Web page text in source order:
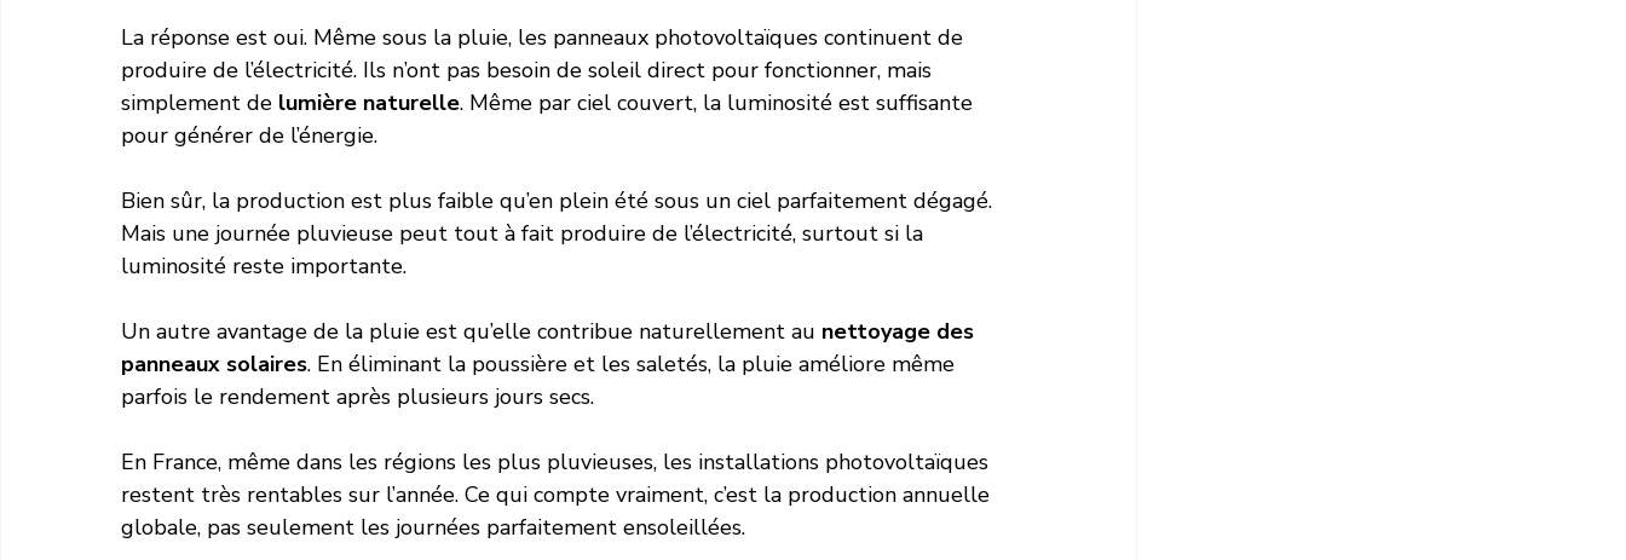
La réponse est oui. Même sous la pluie, les panneaux photovoltaïques continuent de
produire de l’électricité. Ils n’ont pas besoin de soleil direct pour fonctionner, mais
simplement de lumière naturelle. Même par ciel couvert, la luminosité est suffisante
pour générer de l’énergie.
Bien sûr, la production est plus faible qu’en plein été sous un ciel parfaitement dégagé.
Mais une journée pluvieuse peut tout à fait produire de l’électricité, surtout si la
luminosité reste importante.
Un autre avantage de la pluie est qu’elle contribue naturellement au nettoyage des
panneaux solaires. En éliminant la poussière et les saletés, la pluie améliore même
parfois le rendement après plusieurs jours secs.
En France, même dans les régions les plus pluvieuses, les installations photovoltaïques
restent très rentables sur l’année. Ce qui compte vraiment, c’est la production annuelle
globale, pas seulement les journées parfaitement ensoleillées.